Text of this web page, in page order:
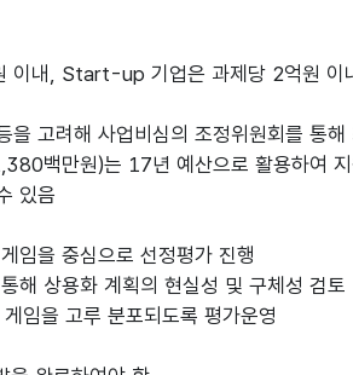
내, Start-up 기업은 과제당 2억원 이
고려해 사업비심의 조정위원회를 통해
백만원)는 17년 예산으로 활용하여 지
있음
임을 중심으로 선정평가 진행
상용화 계획의 현실성 및 구체성 검토
임을 고루 분포되도록 평가운영